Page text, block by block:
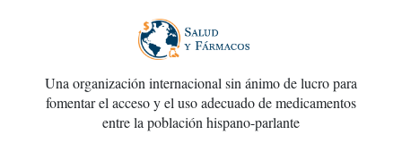
Una organización internacional sin ánimo de lucro para
fomentar el acceso y el uso adecuado de medicamentos
entre la población hispano-parlante